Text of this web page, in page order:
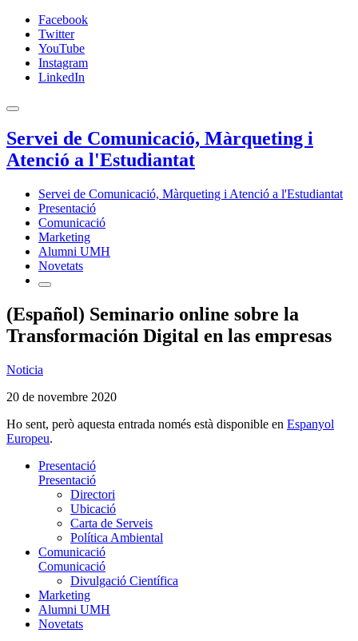
Facebook
Twitter
YouTube
Instagram
LinkedIn
Servei de Comunicació, Màrqueting i
Atenció a l'Estudiantat
Servei de Comunicació, Màrqueting i Atenció a l'Estudiantat
Presentació
Comunicació
Marketing
Alumni UMH
Novetats
(Español) Seminario online sobre la
Transformación Digital en las empresas
Noticia
20 de novembre 2020
Ho sent, però aquesta entrada només està disponible en Espanyol
Europeu.
Presentació
Presentació
Directori
Ubicació
Carta de Serveis
Política Ambiental
Comunicació
Comunicació
Divulgació Científica
Marketing
Alumni UMH
Novetats